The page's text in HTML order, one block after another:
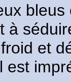
à
et
est